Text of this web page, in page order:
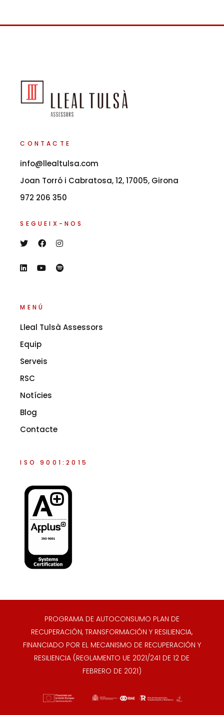
CONTACTE
info@llealtulsa.com
Joan Torró i Cabratosa, 12, 17005, Girona
972 206 350
SEGUEIX-NOS
MENÚ
Lleal Tulsà Assessors
Equip
Serveis
RSC
Notícies
Blog
Contacte
ISO 9001:2015
PROGRAMA DE AUTOCONSUMO PLAN DE
RECUPERACIÓN, TRANSFORMACIÓN Y RESILIENCIA,
FINANCIADO POR EL MECANISMO DE RECUPERACIÓN Y
RESILIENCIA (REGLAMENTO UE 2021/241 DE 12 DE
FEBRERO DE 2021)